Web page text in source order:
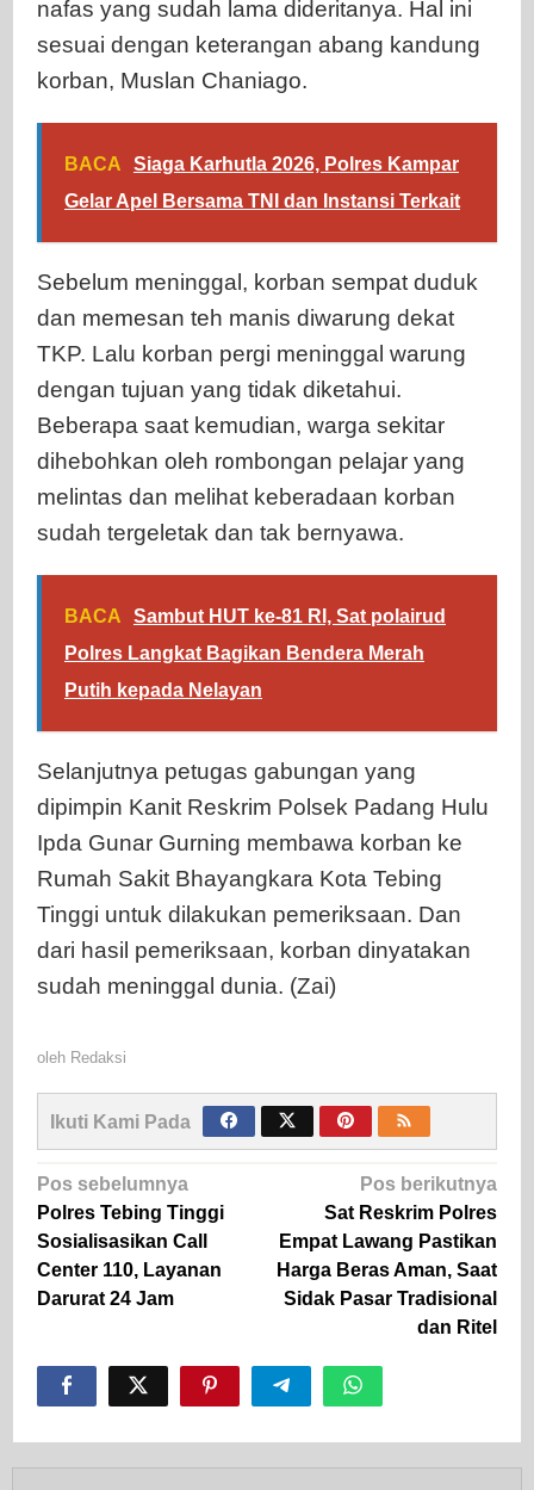
nafas yang sudah lama dideritanya. Hal ini
sesuai dengan keterangan abang kandung
korban, Muslan Chaniago.
BACA
Siaga Karhutla 2026, Polres Kampar
Gelar Apel Bersama TNI dan Instansi Terkait
Sebelum meninggal, korban sempat duduk
dan memesan teh manis diwarung dekat
TKP. Lalu korban pergi meninggal warung
dengan tujuan yang tidak diketahui.
Beberapa saat kemudian, warga sekitar
dihebohkan oleh rombongan pelajar yang
melintas dan melihat keberadaan korban
sudah tergeletak dan tak bernyawa.
BACA
Sambut HUT ke-81 RI, Sat polairud
Polres Langkat Bagikan Bendera Merah
Putih kepada Nelayan
Selanjutnya petugas gabungan yang
dipimpin Kanit Reskrim Polsek Padang Hulu
Ipda Gunar Gurning membawa korban ke
Rumah Sakit Bhayangkara Kota Tebing
Tinggi untuk dilakukan pemeriksaan. Dan
dari hasil pemeriksaan, korban dinyatakan
sudah meninggal dunia. (Zai)
oleh Redaksi
Ikuti Kami Pada
Navigasi
pos
Pos sebelumnya
Polres Tebing Tinggi
Sosialisasikan Call
Center 110, Layanan
Darurat 24 Jam
Pos berikutnya
Sat Reskrim Polres
Empat Lawang Pastikan
Harga Beras Aman, Saat
Sidak Pasar Tradisional
dan Ritel